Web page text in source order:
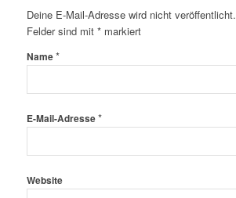
Deine E-Mail-Adresse wird nicht veröffentlicht.
Felder sind mit *markiert
Name*
E-Mail-Adresse*
Website